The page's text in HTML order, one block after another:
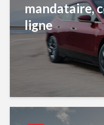
mandataire,
ligne